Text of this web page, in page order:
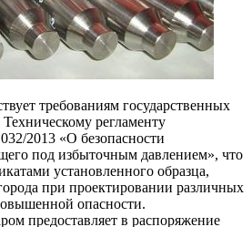
требованиям государственных
регламенту
2013 «О безопасности
под избыточным давлением», что
установленного образца,
при проектировании различных
опасности.
предоставляет в распоряжение